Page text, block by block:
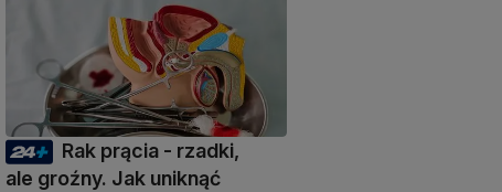
Rak prącia - rzadki,
ale groźny. Jak uniknąć